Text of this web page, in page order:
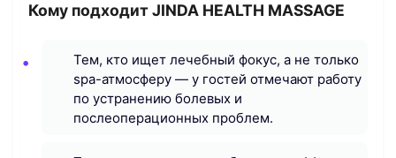
Кому подходит JINDA HEALTH MASSAGE
Тем, кто ищет лечебный фокус, а не только
spa-атмосферу — у гостей отмечают работу
по устранению болевых и
послеоперационных проблем.